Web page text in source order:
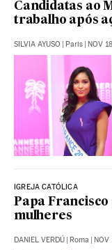
Candidatas ao
trabalho após
SILVIA AYUSO Paris NOV
IGREJA CATÓLICA
Papa
mulheres
DANIEL VERDÚ Roma NOV